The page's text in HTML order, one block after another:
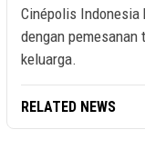
Cinépolis Indonesia
dengan pemesanan
keluarga.
RELATED NEWS